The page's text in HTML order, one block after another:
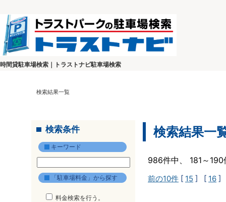
時間貸駐車場検索｜トラストナビ駐車場検索
検索結果一覧
検索条件
キーワード
「駐車場料金」から探す
料金検索を行う。
検索結果一
986件中、 181～
前の10件 [ 15 ] [ 16 ]